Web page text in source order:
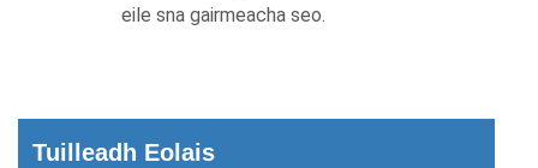
eile sna gairmeacha seo.
Tuilleadh Eolais